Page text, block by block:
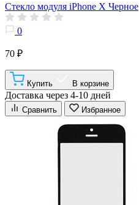
Стекло модуля iPhone X Черное
0
70 ₽
Купить В корзине
Доставка через 4-10 дней
Сравнить Избранное